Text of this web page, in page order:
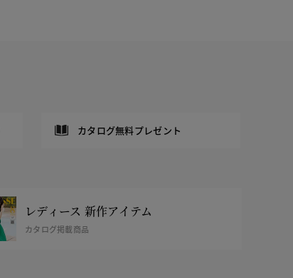
カタログ無料プレゼント
レディース 新作アイテム
カタログ掲載商品